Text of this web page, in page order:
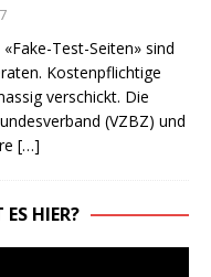
Test-Seiten» sind
Kostenpflichtige
verschickt. Die
(VZBZ) und
[…]
HIER?